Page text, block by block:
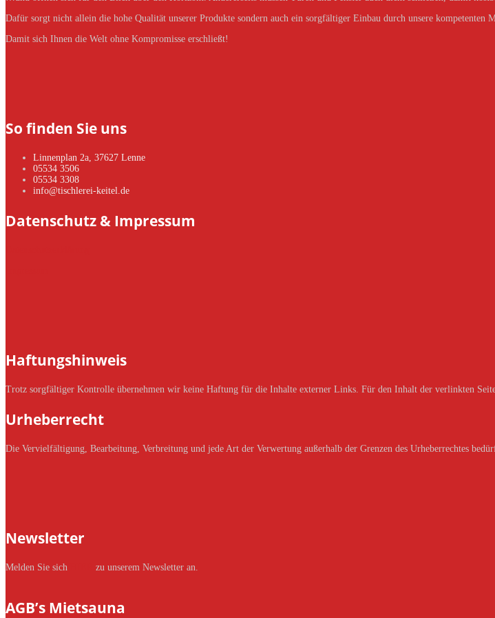
Dafür sorgt nicht allein die hohe Qualität unserer Produkte sondern auch ein sorgfältiger Einbau durch unsere kompetenten
Damit sich Ihnen die Welt ohne Kompromisse erschließt!
So finden Sie uns
Linnenplan 2a, 37627 Lenne
05534 3506
05534 3308
info@tischlerei-keitel.de
Datenschutz & Impressum
Haftungshinweis
Trotz sorgfältiger Kontrolle übernehmen wir keine Haftung für die Inhalte externer Links. Für den Inhalt der verlinkten
Urheberrecht
Die Vervielfältigung, Bearbeitung, Verbreitung und jede Art der Verwertung außerhalb der Grenzen des Urheberrechtes
Newsletter
Melden Sie sich zu unserem Newsletter an.
AGB’s Mietsauna